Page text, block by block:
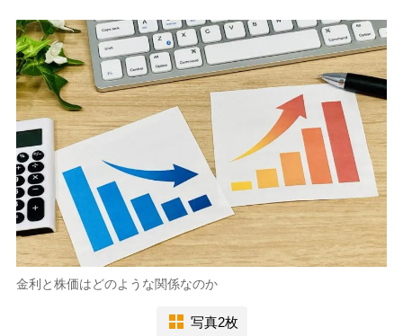
金利と株価はどのような関係なのか
写真2枚